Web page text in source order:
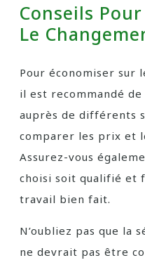
Conseils
Le
Pour économiser sur
il est recommandé
auprès de différents
comparer les prix et
Assurez-vous
choisi soit qualifié et
travail bien fait.
N’oubliez pas que la
ne devrait pas être